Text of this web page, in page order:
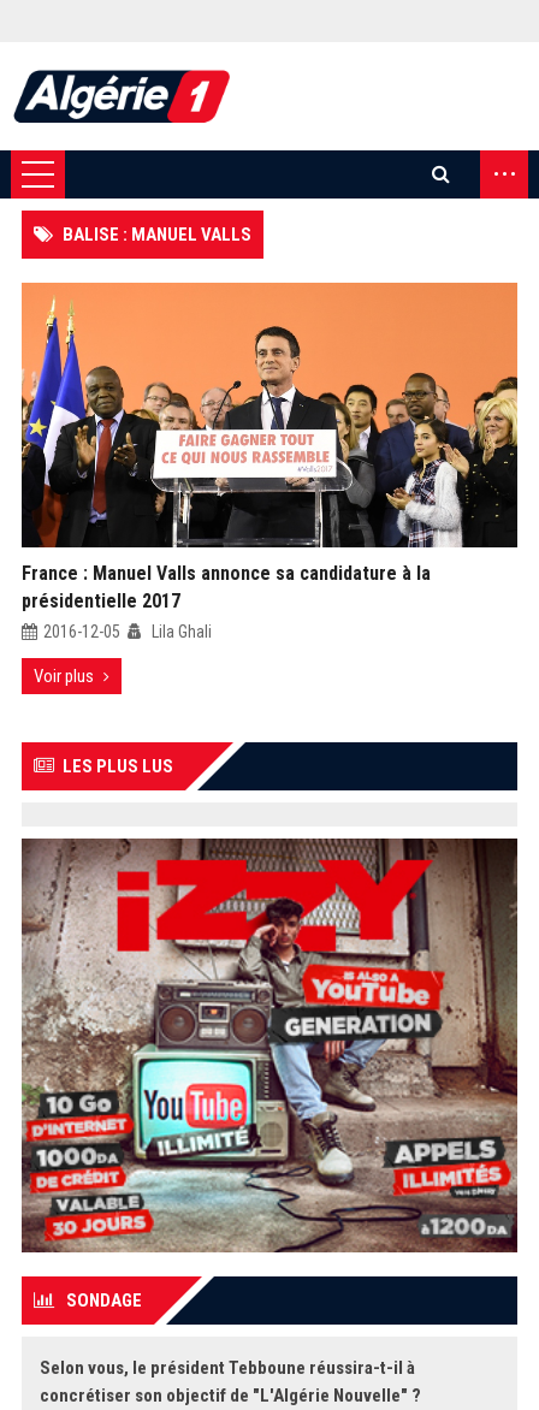
...
BALISE : MANUEL VALLS
France : Manuel Valls annonce sa candidature à la
présidentielle 2017
2016-12-05 Lila Ghali
Voir plus
LES PLUS LUS
SONDAGE
Selon vous, le président Tebboune réussira-t-il à
concrétiser son objectif de "L'Algérie Nouvelle" ?